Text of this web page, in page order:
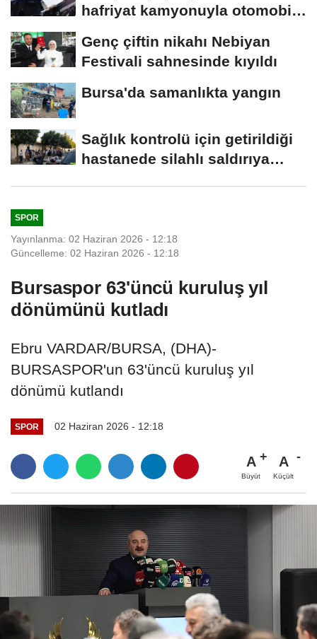
hafriyat kamyonuyla otomobil
Genç çiftin nikahı Nebiyan
Festivali sahnesinde kıyıldı
Bursa'da samanlıkta yangın
Sağlık kontrolü için getirildiği
hastanede silahlı saldırıya
SPOR
Yayınlanma: 02 Haziran 2026 - 12:18
Güncelleme: 02 Haziran 2026 - 12:18
Bursaspor 63'üncü kuruluş yıl
dönümünü kutladı
Ebru VARDAR/BURSA, (DHA)-
BURSASPOR'un 63'üncü kuruluş yıl
dönümü kutlandı
SPOR 02 Haziran 2026 - 12:18
A
Büyüt
A
Küçült